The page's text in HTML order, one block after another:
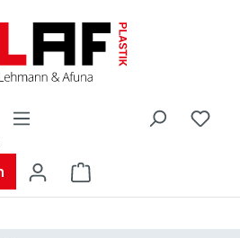
Warenkorb enthält